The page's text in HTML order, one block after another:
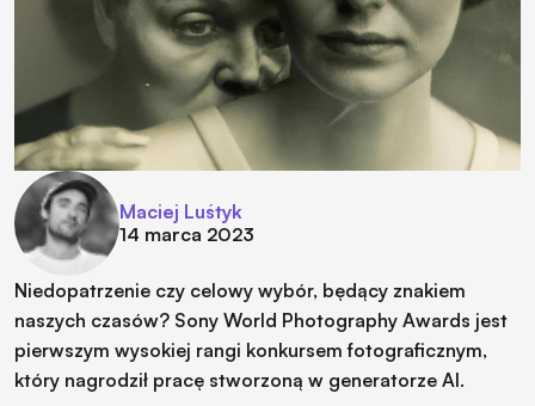
Maciej Luśtyk
14 marca 2023
Niedopatrzenie czy celowy wybór, będący znakiem
naszych czasów? Sony World Photography Awards jest
pierwszym wysokiej rangi konkursem fotograficznym,
który nagrodził pracę stworzoną w generatorze AI.